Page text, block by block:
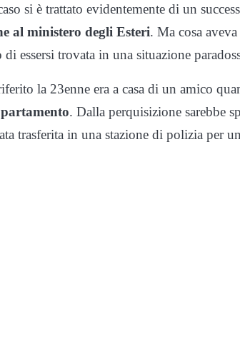
si è trattato evidentemente di un
al ministero degli Esteri. Ma cosa
essersi trovata in una situazione
la 23enne era a casa di un amico
. Dalla perquisizione sarebbe
trasferita in una stazione di polizia per